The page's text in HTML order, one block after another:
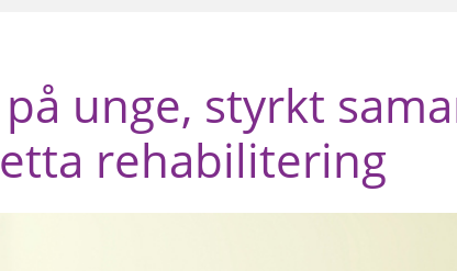
unge, styrkt
rehabilitering